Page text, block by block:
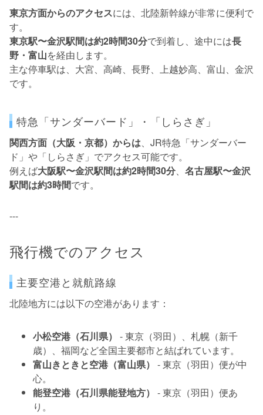
東京方面からのアクセスには、北陸新幹線が非常に便利で
す。
東京駅〜金沢駅間は約2時間30分で到着し、途中には長
野・富山を経由します。
主な停車駅は、大宮、高崎、長野、上越妙高、富山、金沢
です。
特急「サンダーバード」・「しらさぎ」
関西方面（大阪・京都）からは、JR特急「サンダーバー
ド」や「しらさぎ」でアクセス可能です。
例えば大阪駅〜金沢駅間は約2時間30分、 名古屋駅〜金沢
駅間は約3時間です。
---
飛行機でのアクセス
主要空港と就航路線
北陸地方には以下の空港があります：
小松空港（石川県） - 東京（羽田）、札幌（新千
歳）、福岡など全国主要都市と結ばれています。
富山きときと空港（富山県） - 東京（羽田）便が中
心。
能登空港（石川県能登地方） - 東京（羽田）便あ
り。